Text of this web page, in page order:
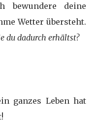
bewundere deine
Wetter übersteht.
du dadurch erhältst?
ganzes Leben hat